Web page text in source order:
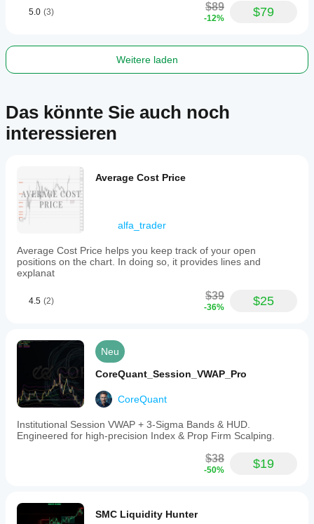
order
trend
developing
rule-
trading
setups.
Indikatorprofil
5.0 (3) $89
-12% $79
Weitere laden
Das könnte Sie auch noch
interessieren
Average Cost Price
alfa_trader
Average Cost Price helps you keep track of your open
positions on the chart. In doing so, it provides lines and
explanat
4.5 (2) $39
-36% $25
Neu
CoreQuant_Session_VWAP_Pro
CoreQuant
Institutional Session VWAP + 3-Sigma Bands & HUD.
Engineered for high-precision Index & Prop Firm Scalping.
$38
-50% $19
SMC Liquidity Hunter